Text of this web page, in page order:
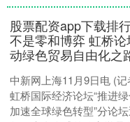
股票配资app下载排
不是零和博弈 虹桥
动绿色贸易自由化之
中新网上海11月9日电 (
虹桥国际经济论坛“推进
加速全球绿色转型”分论